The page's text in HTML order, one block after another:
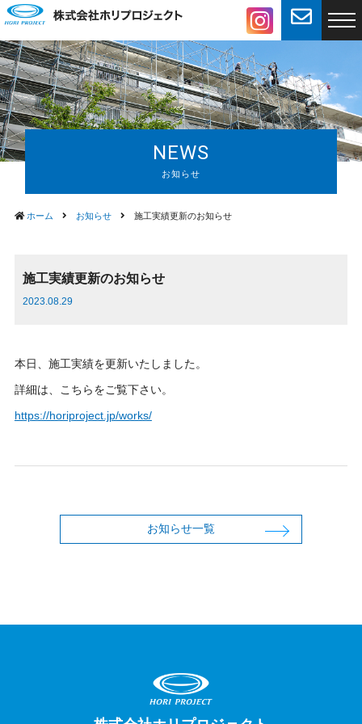
NEWS
ホーム お知らせ 施工実績更新のお知らせ
施工実績更新のお知らせ
2023.08.29
本日、施工実績を更新いたしました。
詳細は、こちらをご覧下さい。
https://horiproject.jp/works/
お知らせ一覧